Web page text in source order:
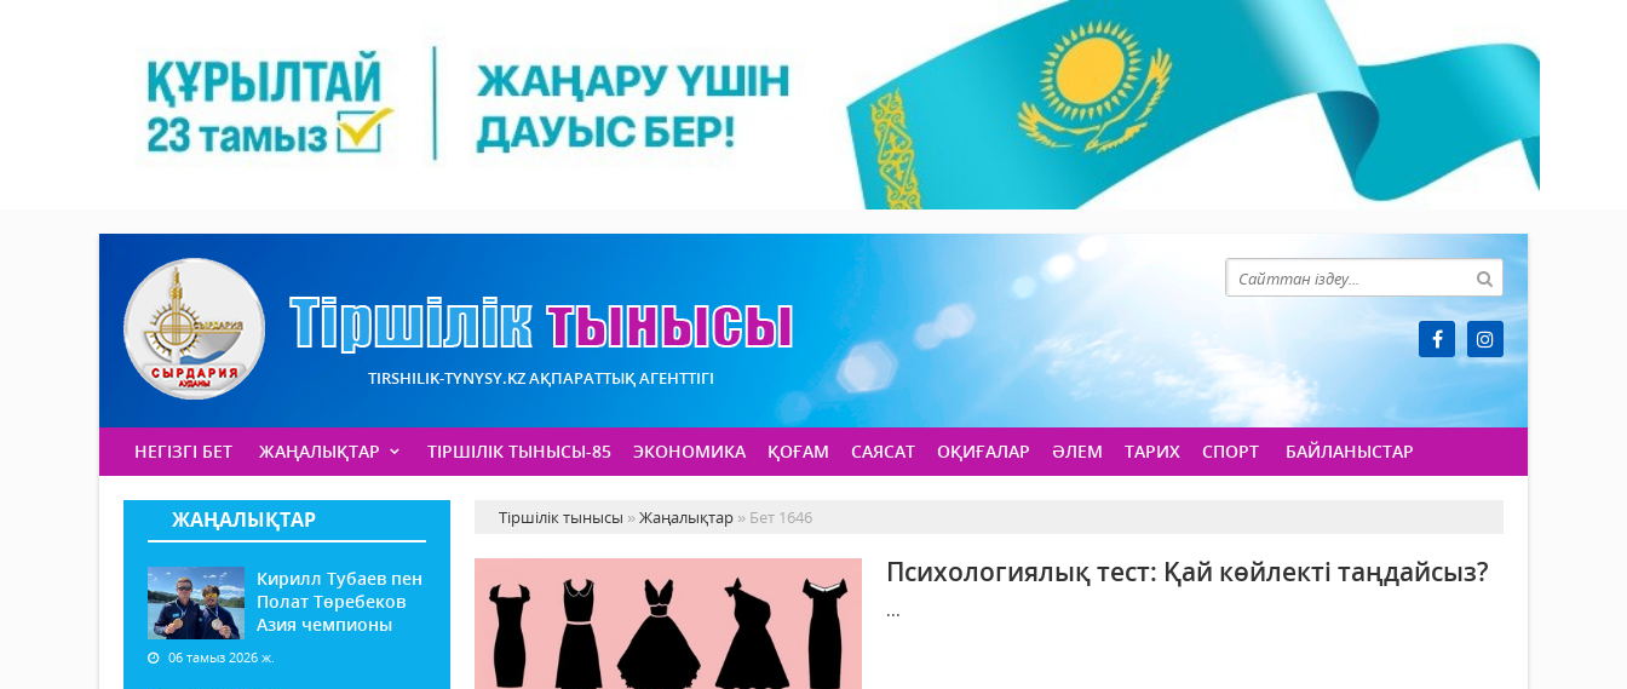
TIRSHILIK-TYNYSY.KZ АҚПАРАТТЫҚ АГЕНТТІГІ
НЕГІЗГІ БЕТ ЖАҢАЛЫҚТАР ТІРШІЛІК ТЫНЫСЫ-85 ЭКОНОМИКА ҚОҒАМ САЯСАТ ОҚИҒАЛАР ӘЛЕМ ТАРИХ СПОРТ БАЙЛАНЫСТАР
ЖАҢАЛЫҚТАР
Кирилл Тубаев пен
Полат Төребеков
Азия чемпионы
06 тамыз 2026 ж.
Тіршілік тынысы »Жаңалықтар » Бет 1646
Психологиялық тест: Қай көйлекті таңдайсыз?
...